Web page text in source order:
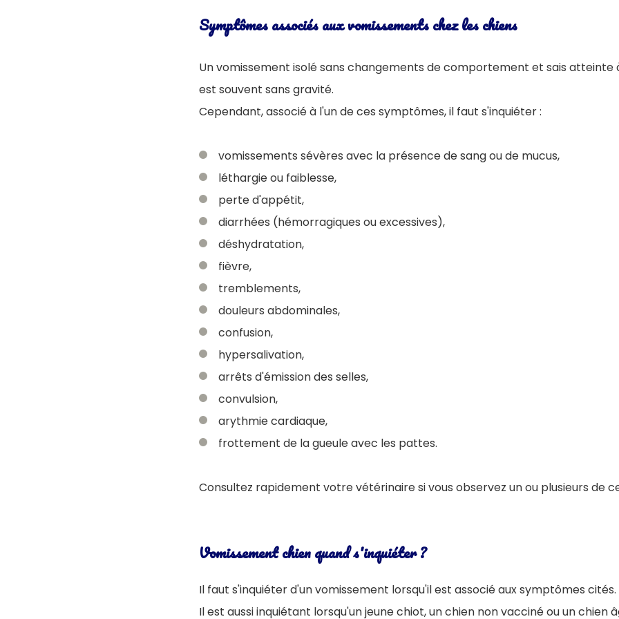
Symptômes associés aux vomissements chez les chiens
Un vomissement isolé sans changements de comportement et sais atteinte
est souvent sans gravité.
Cependant, associé à l'un de ces symptômes, il faut s'inquiéter :
vomissements sévères avec la présence de sang ou de mucus,
léthargie ou faiblesse,
perte d'appétit,
diarrhées (hémorragiques ou excessives),
déshydratation,
fièvre,
tremblements,
douleurs abdominales,
confusion,
hypersalivation,
arrêts d'émission des selles,
convulsion,
arythmie cardiaque,
frottement de la gueule avec les pattes.
Consultez rapidement votre vétérinaire si vous observez un ou plusieurs de
Vomissement chien quand s'inquiéter ?
Il faut s'inquiéter d'un vomissement lorsqu'il est associé aux symptômes cités.
Il est aussi inquiétant lorsqu'un jeune chiot, un chien non vacciné ou un chien